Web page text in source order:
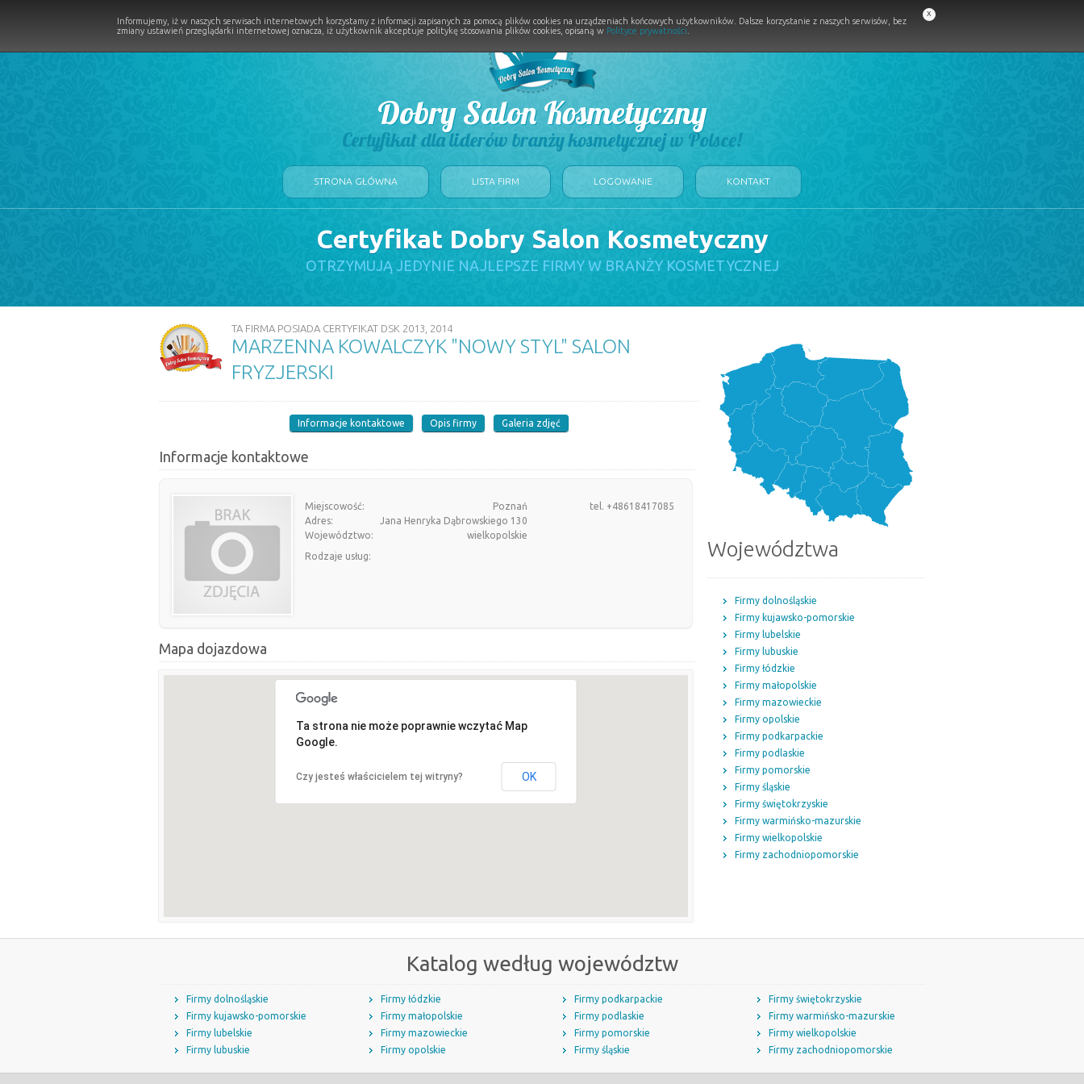
Dobry Salon Kosmetyczny
Certyfikat dla liderów branży kosmetycznej w Polsce!
STRONA GŁÓWNA LISTA FIRM LOGOWANIE KONTAKT
Certyfikat Dobry Salon Kosmetyczny
OTRZYMUJĄ JEDYNIE NAJLEPSZE FIRMY W BRANŻY KOSMETYCZNEJ
TA FIRMA POSIADA CERTYFIKAT DSK 2013, 2014
MARZENNA KOWALCZYK "NOWY STYL" SALON
FRYZJERSKI
Informacje kontaktowe Opis firmy Galeria zdjęć
Informacje kontaktowe
Miejscowość:
Poznań
Adres:
Jana Henryka Dąbrowskiego 130
Województwo:
wielkopolskie
tel. +48618417085
Rodzaje usług:
Mapa dojazdowa
Ta strona nie może poprawnie wczytać Map
Google.
Czy jesteś właścicielem tej witryny? OK
Województwa
Firmy dolnośląskie
Firmy kujawsko-pomorskie
Firmy lubelskie
Firmy lubuskie
Firmy łódzkie
Firmy małopolskie
Firmy mazowieckie
Firmy opolskie
Firmy podkarpackie
Firmy podlaskie
Firmy pomorskie
Firmy śląskie
Firmy świętokrzyskie
Firmy warmińsko-mazurskie
Firmy wielkopolskie
Firmy zachodniopomorskie
Katalog według województw
Firmy dolnośląskie
Firmy kujawsko-pomorskie
Firmy lubelskie
Firmy lubuskie
Firmy łódzkie
Firmy małopolskie
Firmy mazowieckie
Firmy opolskie
Firmy podkarpackie
Firmy podlaskie
Firmy pomorskie
Firmy śląskie
Firmy świętokrzyskie
Firmy warmińsko-mazurskie
Firmy wielkopolskie
Firmy zachodniopomorskie
Informujemy, iż w naszych serwisach internetowych korzystamy z informacji zapisanych za pomocą plików cookies na urządzeniach końcowych użytkowników. Dalsze korzystanie z naszych serwisów, bez
zmiany ustawień przeglądarki internetowej oznacza, iż użytkownik akceptuje politykę stosowania plików cookies, opisaną w Polityce prywatności
x